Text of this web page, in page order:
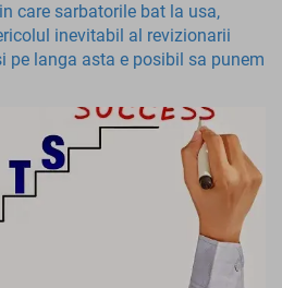
care sarbatorile bat la usa,
inevitabil al revizionarii
pe langa asta e posibil sa punem